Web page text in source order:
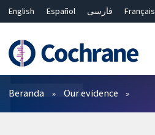
English Español فارسی
Français
Bahasa Malaysia
ไทย
繁體中文
简体中文
Filter
Beranda Our evidence